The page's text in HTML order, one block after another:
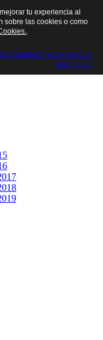
tu experiencia al
sobre las cookies o como
.